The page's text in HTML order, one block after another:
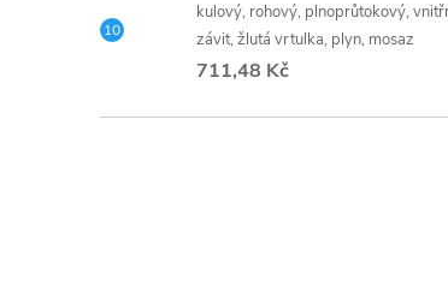
kulový, rohový, plnoprůtokový,
závit, žlutá vrtulka, plyn, mosaz
711,48 Kč